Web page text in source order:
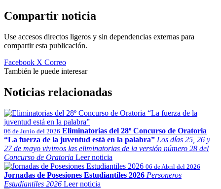
Compartir noticia
Use accesos directos ligeros y sin dependencias externas para
compartir esta publicación.
Facebook X Correo
También le puede interesar
Noticias relacionadas
06 de Junio del 2026 Eliminatorias del 28º Concurso de Oratoria
“La fuerza de la juventud está en la palabra” Los días 25, 26 y
27 de mayo vivimos las eliminatorias de la versión número 28 del
Concurso de Oratoria Leer noticia
06 de Abril del 2026
Jornadas de Posesiones Estudiantiles 2026 Personeros
Estudiantiles 2026 Leer noticia